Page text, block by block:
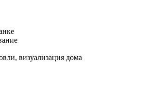
визуализация дома